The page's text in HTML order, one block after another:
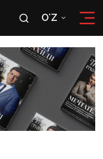
OʻZ
RU
OʻZ